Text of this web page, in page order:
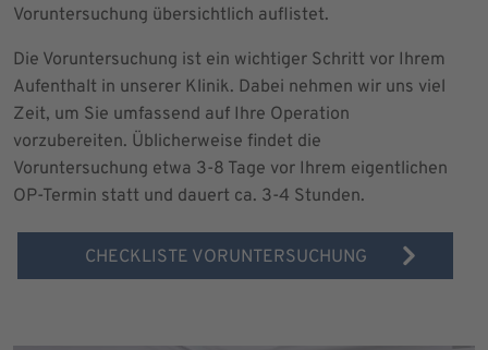
Voruntersuchung übersichtlich auflistet.
Die Voruntersuchung ist ein wichtiger Schritt vor Ihrem
Aufenthalt in unserer Klinik. Dabei nehmen wir uns viel
Zeit, um Sie umfassend auf Ihre Operation
vorzubereiten. Üblicherweise findet die
Voruntersuchung etwa 3-8 Tage vor Ihrem eigentlichen
OP-Termin statt und dauert ca. 3-4 Stunden.
CHECKLISTE VORUNTERSUCHUNG